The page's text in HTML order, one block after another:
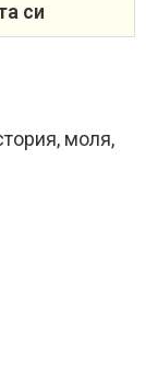
си
моля,